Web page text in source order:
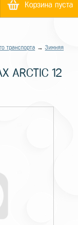
Корзина пуста
транспорта → Зимняя
ARCTIC 12